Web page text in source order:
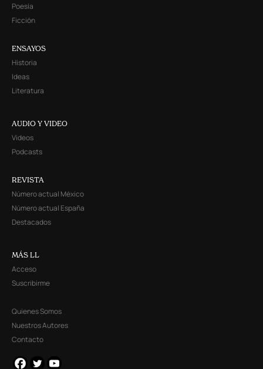
Poesía
Ficción
ENSAYOS
Historia
Ideas
Literatura
AUDIO Y VIDEO
Videos
Podcasts
REVISTA
Número actual México
Número actual España
Destacados
MÁS LL
Acceso
Suscribirme
Quienes Somos
Nuestros Autores
Contacto